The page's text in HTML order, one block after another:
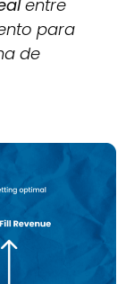
entre
para
de